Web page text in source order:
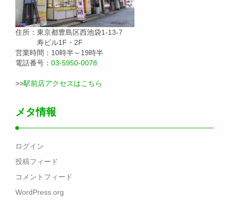
住所：東京都豊島区西池袋1-13-7
寿ビル1F・2F
営業時間：10時半～19時半
電話番号： 03-5950-0078
>>駅前店アクセスはこちら
メタ情報
ログイン
投稿フィード
コメントフィード
WordPress.org